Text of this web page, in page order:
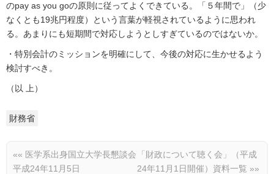
のpay as you goの原則に従ってよくできている。「５年間で」（少
なくとも19兆円程度）という言葉が軽視されているように思われ
る。あまりにも短期間で対応しようとしすぎているのではないか。
・特別会計のミッションを明確にして、今後の対応に生かせるよう
検討すべき。
（以 上）
財務省
«« 医学系出身国立大学長懇談会
平成24年11月5日
「財政について聴く会」（平成
24年11月1日開催）資料一覧 »»